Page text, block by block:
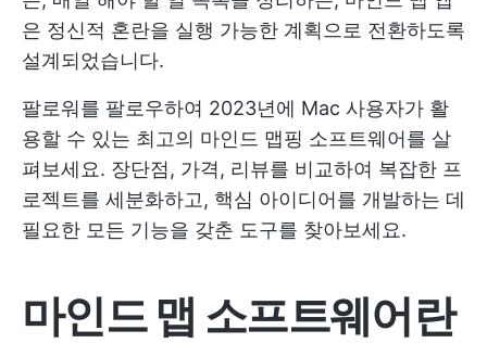
은 정신적 혼란을 실행 가능한 계획으로 전환하도록
설계되었습니다.
팔로워를 팔로우하여 2023년에 Mac 사용자가 활
용할 수 있는 최고의 마인드 맵핑 소프트웨어를 살
펴보세요. 장단점, 가격, 리뷰를 비교하여 복잡한 프
로젝트를 세분화하고, 핵심 아이디어를 개발하는 데
필요한 모든 기능을 갖춘 도구를 찾아보세요.
마인드 맵 소프트웨어란